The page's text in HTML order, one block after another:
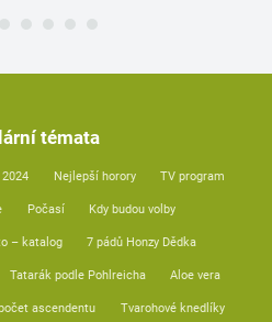
témata
Nejlepší horory TV program
Počasí Kdy budou volby
– katalog 7 pádů Honzy Dědka
Tatarák podle Pohlreicha Aloe vera
ascendentu Tvarohové knedlíky